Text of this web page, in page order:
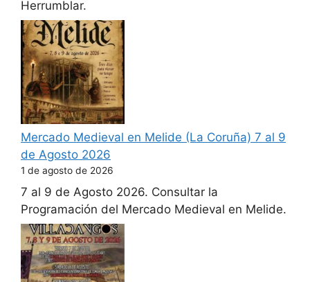
Herrumblar.
Mercado Medieval en Melide (La Coruña) 7 al 9
de Agosto 2026
1 de agosto de 2026
7 al 9 de Agosto 2026. Consultar la
Programación del Mercado Medieval en Melide.